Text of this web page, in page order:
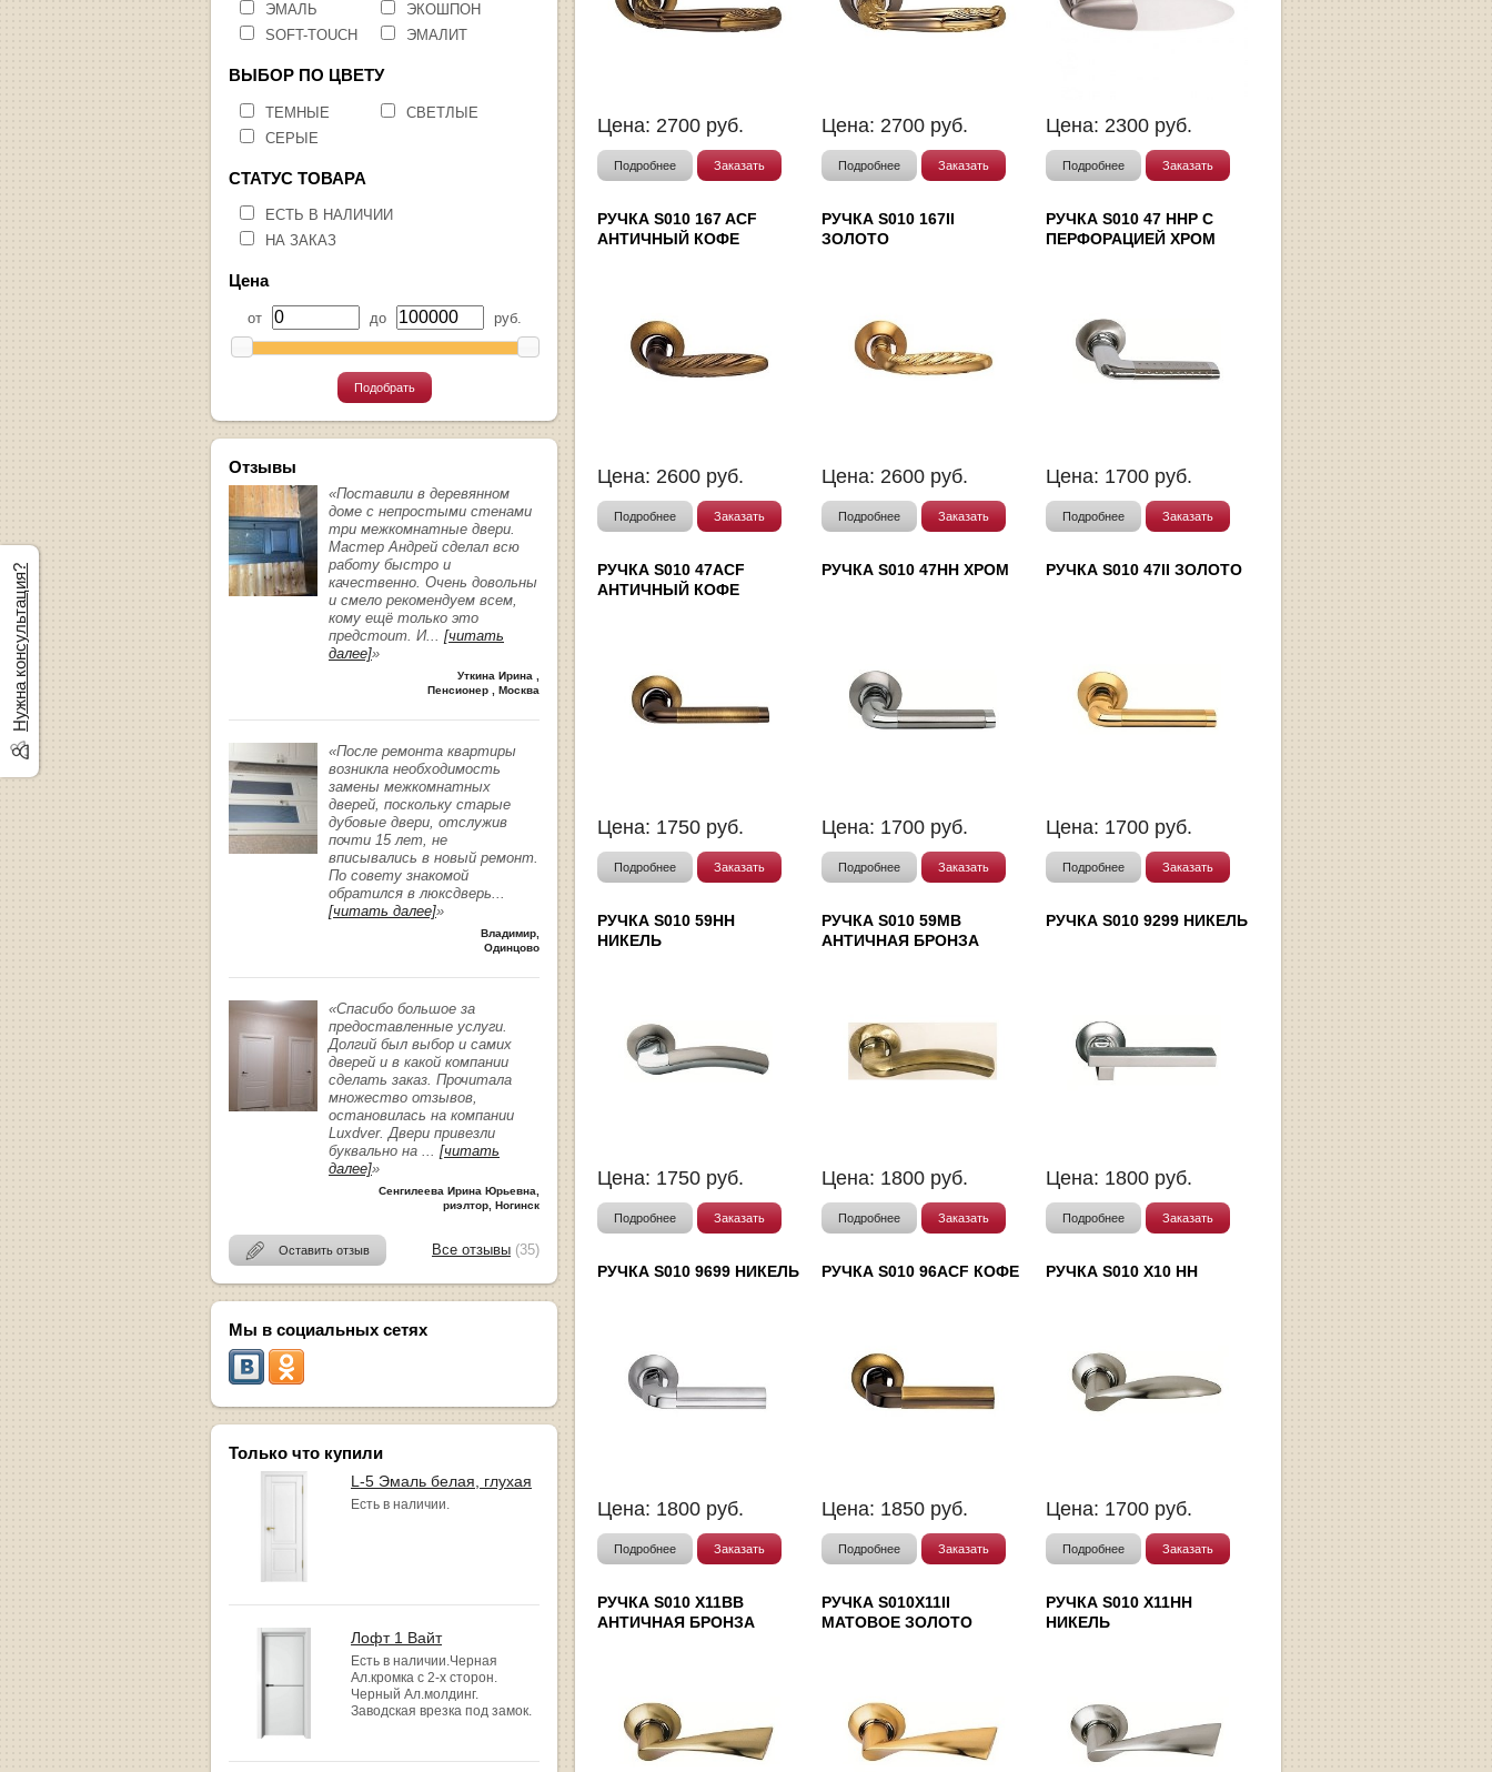
ЭМАЛЬ
ЭКОШПОН
SOFT-TOUCH
ЭМАЛИТ
ВЫБОР ПО ЦВЕТУ
ТЕМНЫЕ
СВЕТЛЫЕ
СЕРЫЕ
СТАТУС ТОВАРА
ЕСТЬ В НАЛИЧИИ
НА ЗАКАЗ
Цена
от до руб.
Подобрать
Отзывы
«Поставили в деревянном
доме с непростыми стенами
три межкомнатные двери.
Мастер Андрей сделал всю
работу быстро и
качественно. Очень довольны
и смело рекомендуем всем,
кому ещё только это
предстоит. И... [читать
далее]»
Уткина Ирина ,
Пенсионер , Москва
«После ремонта квартиры
возникла необходимость
замены межкомнатных
дверей, поскольку старые
дубовые двери, отслужив
почти 15 лет, не
вписывались в новый ремонт.
По совету знакомой
обратился в люксдверь...
[читать далее]»
Владимир,
Одинцово
«Спасибо большое за
предоставленные услуги.
Долгий был выбор и самих
дверей и в какой компании
сделать заказ. Прочитала
множество отзывов,
остановилась на компании
Luxdver. Двери привезли
буквально на ... [читать
далее]»
Сенгилеева Ирина Юрьевна,
риэлтор, Ногинск
Оставить отзыв Все отзывы (35)
Мы в социальных сетях
Только что купили
L-5 Эмаль белая, глухая
Есть в наличии.
Лофт 1 Вайт
Есть в наличии.Черная
Ал.кромка с 2-х сторон.
Черный Ал.молдинг.
Заводская врезка под замок.
Цена: 2700 руб.
Подробнее Заказать
Цена: 2700 руб.
Подробнее Заказать
Цена: 2300 руб.
Подробнее Заказать
РУЧКА S010 167 ACF
АНТИЧНЫЙ КОФЕ
Цена: 2600 руб.
Подробнее Заказать
РУЧКА S010 167II
ЗОЛОТО
Цена: 2600 руб.
Подробнее Заказать
РУЧКА S010 47 HHP С
ПЕРФОРАЦИЕЙ ХРОМ
Цена: 1700 руб.
Подробнее Заказать
РУЧКА S010 47ACF
АНТИЧНЫЙ КОФЕ
Цена: 1750 руб.
Подробнее Заказать
РУЧКА S010 47HH ХРОМ
Цена: 1700 руб.
Подробнее Заказать
РУЧКА S010 47II ЗОЛОТО
Цена: 1700 руб.
Подробнее Заказать
РУЧКА S010 59HH
НИКЕЛЬ
Цена: 1750 руб.
Подробнее Заказать
РУЧКА S010 59MB
АНТИЧНАЯ БРОНЗА
Цена: 1800 руб.
Подробнее Заказать
РУЧКА S010 9299 НИКЕЛЬ
Цена: 1800 руб.
Подробнее Заказать
РУЧКА S010 9699 НИКЕЛЬ
Цена: 1800 руб.
Подробнее Заказать
РУЧКА S010 96ACF КОФЕ
Цена: 1850 руб.
Подробнее Заказать
РУЧКА S010 X10 HH
Цена: 1700 руб.
Подробнее Заказать
РУЧКА S010 X11BB
АНТИЧНАЯ БРОНЗА
РУЧКА S010X11II
МАТОВОЕ ЗОЛОТО
РУЧКА S010 X11HH
НИКЕЛЬ
Нужна консультация?